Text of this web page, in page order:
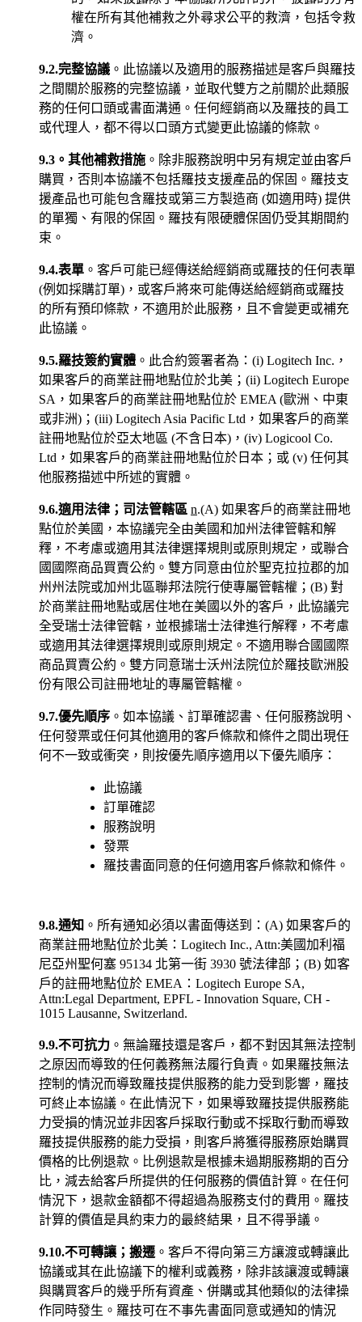
權在所有其他補救之外尋求公平的救濟，包括令救
濟。
9.2.完整協議 。此協議以及適用的服務描述是客戶與羅技
之間關於服務的完整協議，並取代雙方之前關於此類服
務的任何口頭或書面溝通。任何經銷商以及羅技的員工
或代理人，都不得以口頭方式變更此協議的條款。
9.3。其他補救措施 。除非服務說明中另有規定並由客戶
購買，否則本協議不包括羅技支援產品的保固。羅技支
援產品也可能包含羅技或第三方製造商 (如適用時) 提供
的單獨、有限的保固。羅技有限硬體保固仍受其期間約
束。
9.4.表單 。客戶可能已經傳送給經銷商或羅技的任何表單
(例如採購訂單)，或客戶將來可能傳送給經銷商或羅技
的所有預印條款，不適用於此服務，且不會變更或補充
此協議。
9.5.羅技簽約實體 。此合約簽署者為：(i) Logitech Inc.，
如果客戶的商業註冊地點位於北美；(ii) Logitech Europe
SA，如果客戶的商業註冊地點位於 EMEA (歐洲、中東
或非洲)；(iii) Logitech Asia Pacific Ltd，如果客戶的商業
註冊地點位於亞太地區 (不含日本)，(iv) Logicool Co.
Ltd，如果客戶的商業註冊地點位於日本；或 (v) 任何其
他服務描述中所述的實體。
9.6.適用法律；司法管轄區 n.(A) 如果客戶的商業註冊地
點位於美國，本協議完全由美國和加州法律管轄和解
釋，不考慮或適用其法律選擇規則或原則規定，或聯合
國國際商品買賣公約。雙方同意由位於聖克拉拉郡的加
州州法院或加州北區聯邦法院行使專屬管轄權；(B) 對
於商業註冊地點或居住地在美國以外的客戶，此協議完
全受瑞士法律管轄，並根據瑞士法律進行解釋，不考慮
或適用其法律選擇規則或原則規定。不適用聯合國國際
商品買賣公約。雙方同意瑞士沃州法院位於羅技歐洲股
份有限公司註冊地址的專屬管轄權。
9.7.優先順序 。如本協議、訂單確認書、任何服務說明、
任何發票或任何其他適用的客戶條款和條件之間出現任
何不一致或衝突，則按優先順序適用以下優先順序：
此協議
訂單確認
服務說明
發票
羅技書面同意的任何適用客戶條款和條件。
9.8.通知 。所有通知必須以書面傳送到：(A) 如果客戶的
商業註冊地點位於北美：Logitech Inc., Attn:美國加利福
尼亞州聖何塞 95134 北第一街 3930 號法律部；(B) 如客
戶的註冊地點位於 EMEA：Logitech Europe SA,
Attn:Legal Department, EPFL - Innovation Square, CH -
1015 Lausanne, Switzerland.
9.9.不可抗力 。無論羅技還是客戶，都不對因其無法控制
之原因而導致的任何義務無法履行負責。如果羅技無法
控制的情況而導致羅技提供服務的能力受到影響，羅技
可終止本協議。在此情況下，如果導致羅技提供服務能
力受損的情況並非因客戶採取行動或不採取行動而導致
羅技提供服務的能力受損，則客戶將獲得服務原始購買
價格的比例退款。比例退款是根據未過期服務期的百分
比，減去給客戶所提供的任何服務的價值計算。在任何
情況下，退款金額都不得超過為服務支付的費用。羅技
計算的價值是具約束力的最終結果，且不得爭議。
9.10.不可轉讓；搬遷 。客戶不得向第三方讓渡或轉讓此
協議或其在此協議下的權利或義務，除非該讓渡或轉讓
與購買客戶的幾乎所有資產、併購或其他類似的法律操
作同時發生。羅技可在不事先書面同意或通知的情況